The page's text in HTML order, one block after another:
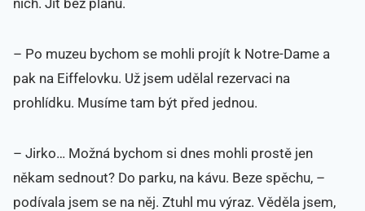
nich. Jít bez plánu.
– Po muzeu bychom se mohli projít k Notre-Dame a
pak na Eiffelovku. Už jsem udělal rezervaci na
prohlídku. Musíme tam být před jednou.
– Jirko… Možná bychom si dnes mohli prostě jen
někam sednout? Do parku, na kávu. Beze spěchu, –
podívala jsem se na něj. Ztuhl mu výraz. Věděla jsem,